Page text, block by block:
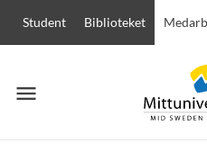
Student Biblioteket
menu
Meny